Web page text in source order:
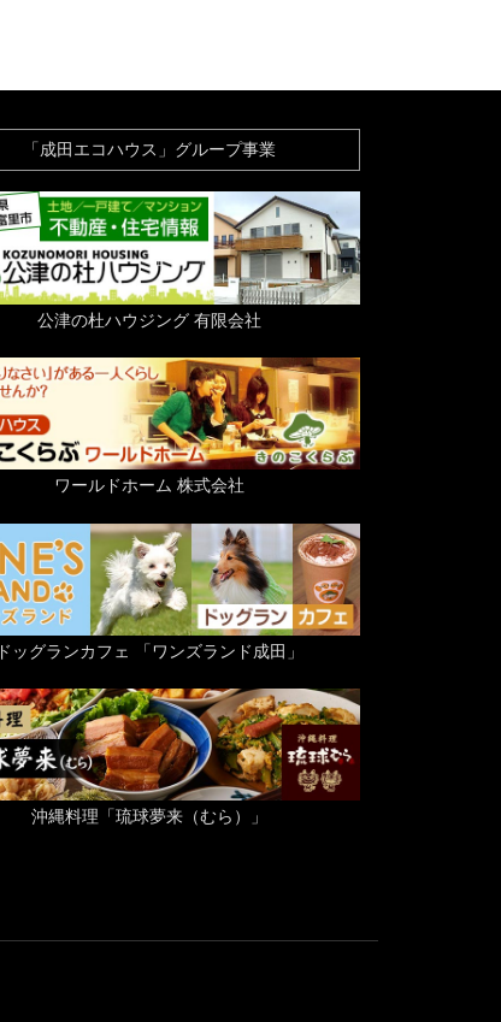
「成田エコハウス」グループ事業
公津の杜ハウジング 有限会社
ワールドホーム 株式会社
ドッグランカフェ 「ワンズランド成田」
沖縄料理「琉球夢来（むら）」